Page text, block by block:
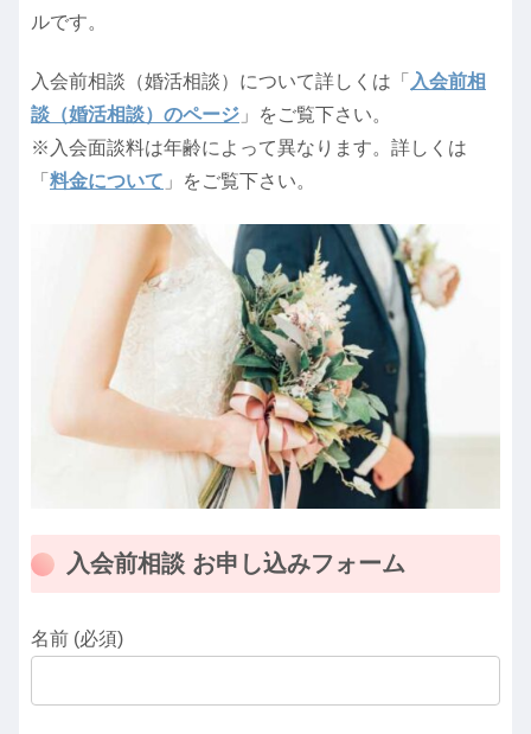
ルです。
入会前相談（婚活相談）について詳しくは「 入会前相
談（婚活相談）のページ 」をご覧下さい。
※入会面談料は年齢によって異なります。詳しくは
「 料金について 」をご覧下さい。
入会前相談 お申し込みフォーム
名前 (必須)